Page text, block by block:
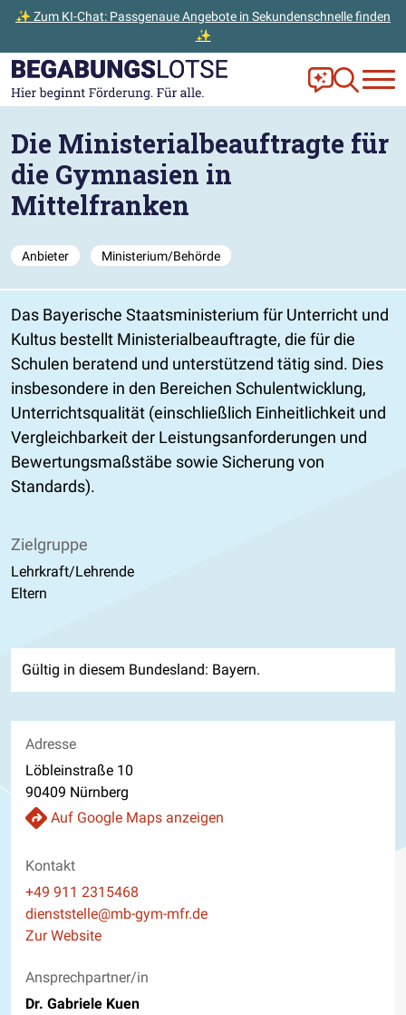
✨ Zum KI-Chat: Passgenaue Angebote in Sekundenschnelle finden
✨
Zum Hauptinhalt der Seite springen
Zur Startseite gehen Frag Ella!
Zur
Die Ministerialbeauftragte für
die Gymnasien in
Mittelfranken
Anbieter Ministerium/Behörde
Das Bayerische Staatsministerium für Unterricht und
Kultus bestellt Ministerialbeauftragte, die für die
Schulen beratend und unterstützend tätig sind. Dies
insbesondere in den Bereichen Schulentwicklung,
Unterrichtsqualität (einschließlich Einheitlichkeit und
Vergleichbarkeit der Leistungsanforderungen und
Bewertungsmaßstäbe sowie Sicherung von
Standards).
Zielgruppe
Lehrkraft/Lehrende
Eltern
Gültig in diesem Bundesland: Bayern.
Adresse
Löbleinstraße 10
90409 Nürnberg
Auf Google Maps anzeigen
Kontakt
Telefon
+49 911 2315468
E-Mail
dienststelle@mb-gym-mfr.de
Website
Zur Website
Ansprechpartner/in
Dr. Gabriele Kuen